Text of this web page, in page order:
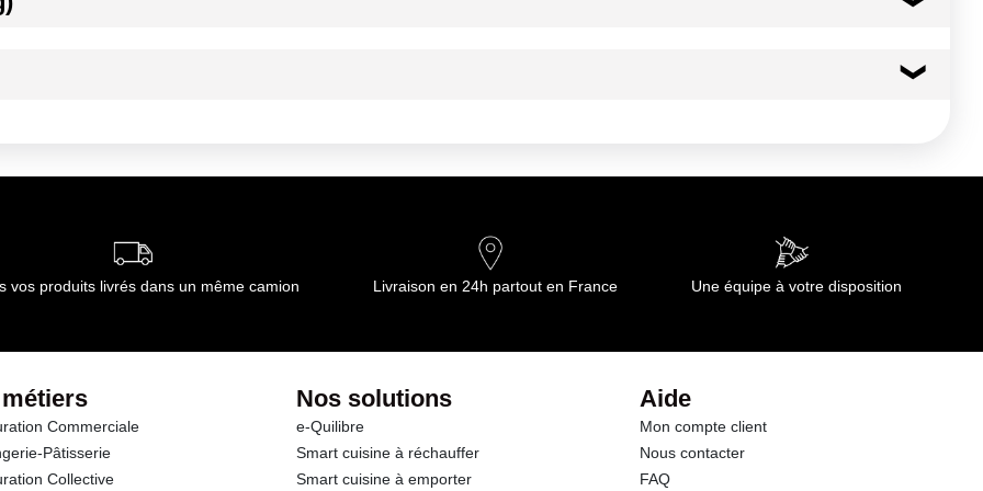
de Transgourmet Opérations
vos produits livrés dans un même camion Livraison en 24h partout en France Une équipe à votre disposition
Commerciale
Pâtisserie
Collective
Nos solutions
e-Quilibre
Smart cuisine à réchauffer
Smart cuisine à emporter
Aide
Mon compte client
Nous contacter
FAQ